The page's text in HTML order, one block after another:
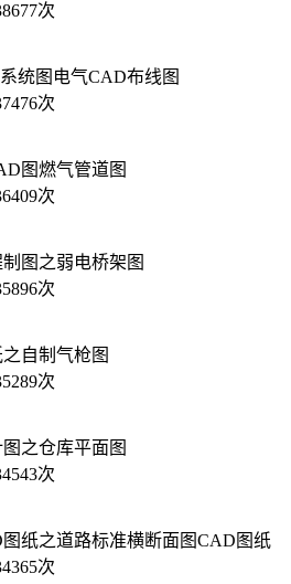
次
统图电气CAD布线图
次
图燃气管道图
次
图之弱电桥架图
次
自制气枪图
次
之仓库平面图
次
纸之道路标准横断面图CAD图纸
次